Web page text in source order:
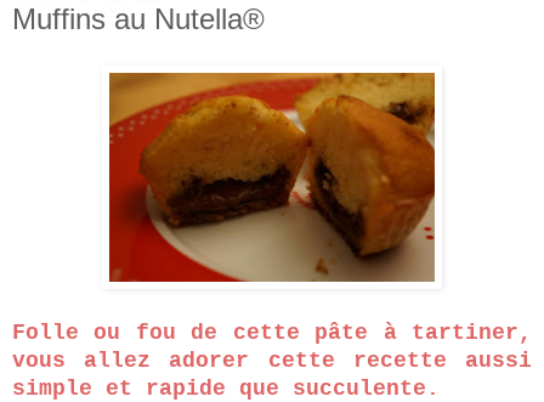
Muffins au Nutella®
Folle ou fou de cette pâte à tartiner,
vous allez adorer cette recette aussi
simple et rapide que succulente.